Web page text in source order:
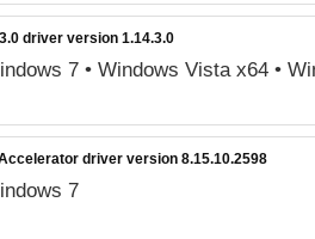
driver version 1.14.3.0
7 • Windows Vista x64 •
driver version 8.15.10.2598
7